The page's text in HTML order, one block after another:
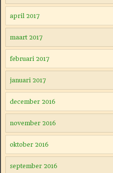
april 2017
maart 2017
februari 2017
januari 2017
december 2016
november 2016
oktober 2016
september 2016